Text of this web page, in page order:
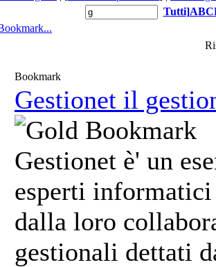
Tutti]ABC
Bookmark
Gestionet il
Gestionet è' un
esperti
dalla loro
gestionali dettati